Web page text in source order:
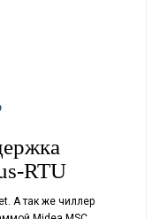
RTU
А так же чиллер